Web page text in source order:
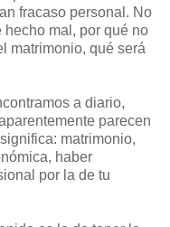
fracaso personal. No
mal, por qué no
matrimonio, qué será
a diario,
parecen
matrimonio,
haber
por la de tu